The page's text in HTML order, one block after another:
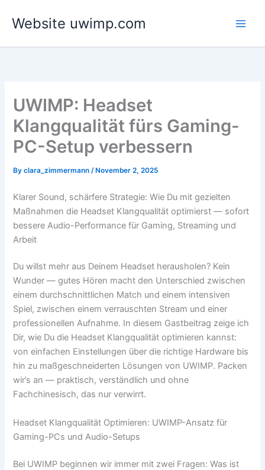
Website uwimp.com
UWIMP: Headset
Klangqualität fürs Gaming-
PC-Setup verbessern
Byclara_zimmermann/ November 2, 2025
Klarer Sound, schärfere Strategie: Wie Du mit gezielten
Maßnahmen die Headset Klangqualität optimierst — sofort
bessere Audio-Performance für Gaming, Streaming und
Arbeit
Du willst mehr aus Deinem Headset herausholen? Kein
Wunder — gutes Hören macht den Unterschied zwischen
einem durchschnittlichen Match und einem intensiven
Spiel, zwischen einem verrauschten Stream und einer
professionellen Aufnahme. In diesem Gastbeitrag zeige ich
Dir, wie Du die Headset Klangqualität optimieren kannst:
von einfachen Einstellungen über die richtige Hardware bis
hin zu maßgeschneiderten Lösungen von UWIMP. Packen
wir’s an — praktisch, verständlich und ohne
Fachchinesisch, das nur verwirrt.
Headset Klangqualität Optimieren: UWIMP-Ansatz für
Gaming-PCs und Audio-Setups
Bei UWIMP beginnen wir immer mit zwei Fragen: Was ist